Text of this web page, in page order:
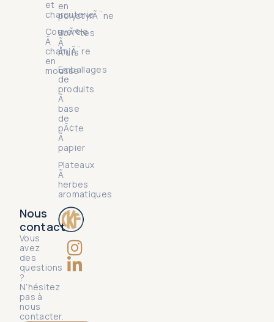
en
polystyrÃ¨ne
BoÃ®tes
Ã
Å“ufs
Emballages
de
produits
Ã
base
de
pÃ¢te
Ã
papier
Plateaux
Ã
herbes
aromatiques
et
charcuterie
Couvercle
Ã
charniÃ¨re
en
mousse
Nous
contact
Vous
avez
des
questions
?
N’hésitez
pas à
nous
contacter.